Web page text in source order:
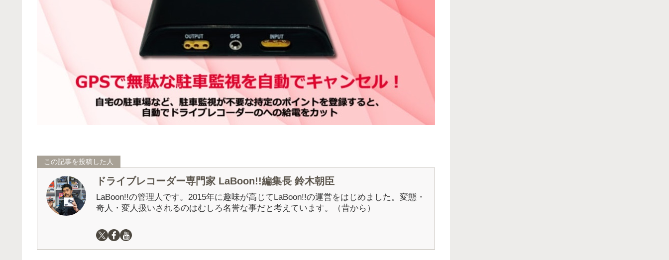
この記事を投稿した人
ドライブレコーダー専門家 LaBoon!!編集長 鈴木朝臣
LaBoon!!の管理人です。2015年に趣味が高じてLaBoon!!の運営をはじめました。変態・
奇人・変人扱いされるのはむしろ名誉な事だと考えています。（昔から）